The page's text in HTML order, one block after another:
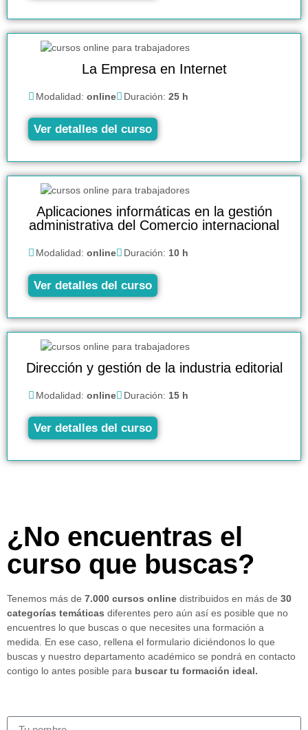
La Empresa en Internet
Modalidad: online Duración: 25 h
Ver detalles del curso
Aplicaciones informáticas en la gestión
administrativa del Comercio internacional
Modalidad: online Duración: 10 h
Ver detalles del curso
Dirección y gestión de la industria editorial
Modalidad: online Duración: 15 h
Ver detalles del curso
¿No encuentras el
curso que buscas?
Tenemos más de 7.000 cursos online distribuidos en más de 30
categorías temáticas diferentes pero aún así es posible que no
encuentres lo que buscas o que necesites una formación a
medida. En ese caso, rellena el formulario diciéndonos lo que
buscas y nuestro departamento académico se pondrá en contacto
contigo lo antes posible para buscar tu formación ideal.